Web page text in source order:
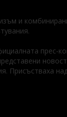
и
прес-
Присъстваха